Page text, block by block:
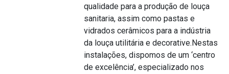
qualidade para a produção de louça
sanitaria, assim como pastas e
vidrados cerâmicos para a indústria
da louça utilitária e decorative.Nestas
instalações, dispomos de um ‘centro
de excelência’, especializado nos